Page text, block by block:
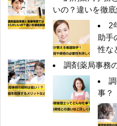
いの？違いを徹底
2
助手
性な
調剤薬局事務
事？